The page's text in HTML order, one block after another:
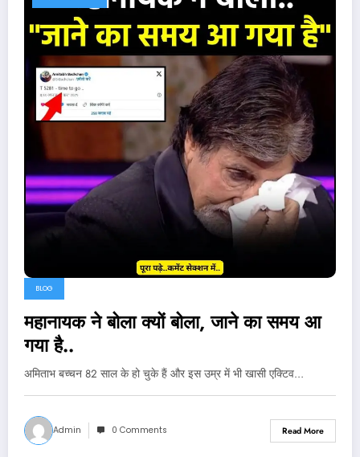
BLOG
महानायक ने बोला क्यों बोला, जाने का समय आ
गया है..
अमिताभ बच्चन 82 साल के हो चुके हैं और इस उम्र में भी खासी एक्टिव…
Admin 0 Comments Read More